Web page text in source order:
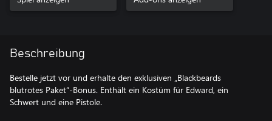
Beschreibung
Bestelle jetzt vor und erhalte den exklusiven „Blackbeards
blutrotes Paket“-Bonus. Enthält ein Kostüm für Edward, ein
Schwert und eine Pistole.